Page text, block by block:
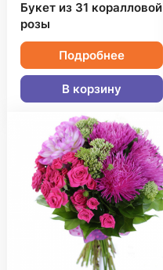
Букет из 31 коралловой
розы
Подробнее
В корзину